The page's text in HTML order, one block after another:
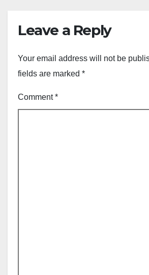
Leave a Reply
Your email address will not be
fields are marked *
Comment*